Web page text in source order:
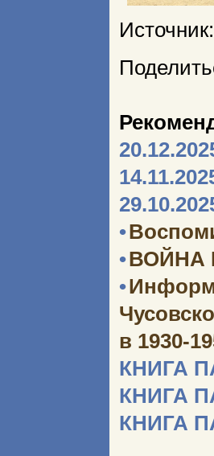
•
•ВОЙНА
•
в 1930-
КНИГА
КНИГА
КНИГА